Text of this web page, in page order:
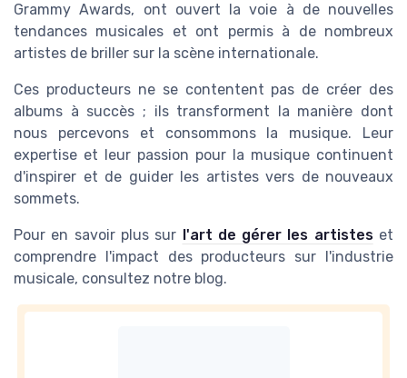
Grammy Awards, ont ouvert la voie à de nouvelles
tendances musicales et ont permis à de nombreux
artistes de briller sur la scène internationale.
Ces producteurs ne se contentent pas de créer des
albums à succès ; ils transforment la manière dont
nous percevons et consommons la musique. Leur
expertise et leur passion pour la musique continuent
d'inspirer et de guider les artistes vers de nouveaux
sommets.
Pour en savoir plus sur l'art de gérer les artisteset
comprendre l'impact des producteurs sur l'industrie
musicale, consultez notre blog.